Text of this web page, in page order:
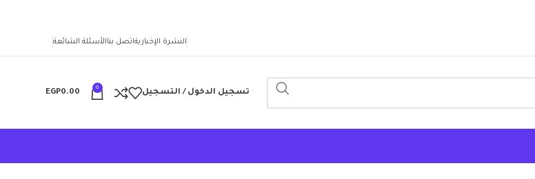
النشرة الإخباريةاتصل بناالأسئلة الشائعة
تسجيل الدخول / التسجيل
0
EGP0.00